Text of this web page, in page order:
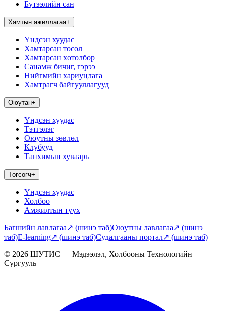
Бүтээлийн сан
Хамтын ажиллагаа+
Үндсэн хуудас
Хамтарсан төсөл
Хамтарсан хөтөлбөр
Санамж бичиг, гэрээ
Нийгмийн хариуцлага
Хамтрагч байгууллагууд
Оюутан+
Үндсэн хуудас
Тэтгэлэг
Оюутны зөвлөл
Клубууд
Танхимын хуваарь
Төгсөгч+
Үндсэн хуудас
Холбоо
Амжилтын түүх
Багшийн лавлагаа↗ (шинэ таб)Оюутны лавлагаа↗ (шинэ
таб)E-learning↗ (шинэ таб)Судалгааны портал↗ (шинэ таб)
© 2026 ШУТИС — Мэдээлэл, Холбооны Технологийн
Сургууль